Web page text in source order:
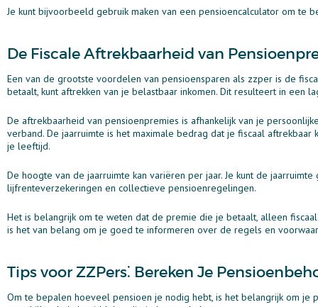
Je kunt bijvoorbeeld gebruik maken van een pensioencalculator om
De Fiscale Aftrekbaarheid van
Een van de grootste voordelen van pensioensparen als zzper is de
betaalt, kunt aftrekken van je belastbaar inkomen. Dit resulteert in een
De aftrekbaarheid van pensioenpremies is afhankelijk van je
verband. De jaarruimte is het maximale bedrag dat je fiscaal
je leeftijd.
De hoogte van de jaarruimte kan variëren per jaar. Je kunt de
lijfrenteverzekeringen en collectieve pensioenregelingen.
Het is belangrijk om te weten dat de premie die je betaalt, alleen
is het van belang om je goed te informeren over de regels en
Tips voor ZZPers⁚ Bereken Je
Om te bepalen hoeveel pensioen je nodig hebt, is het belangrijk om je